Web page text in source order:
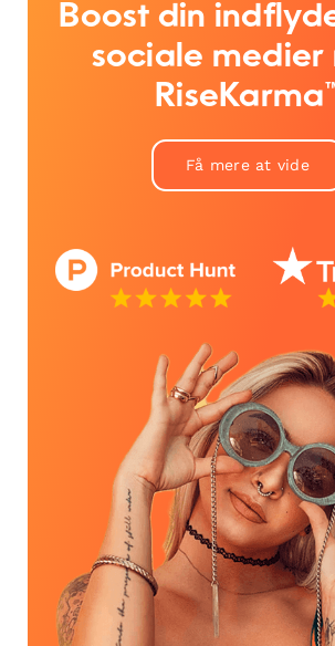
Boost din
sociale medier
Få mere at vide